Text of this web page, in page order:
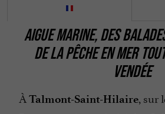
AIGUE MARINE, DES
DE LA PÊCHE EN MER
VENDÉE
À Talmont-Saint-Hilaire, sur